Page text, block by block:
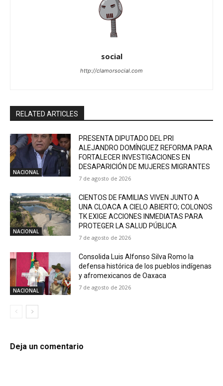
social
http://clamorsocial.com
RELATED ARTICLES
NACIONAL
PRESENTA DIPUTADO DEL PRI
ALEJANDRO DOMÍNGUEZ REFORMA PARA
FORTALECER INVESTIGACIONES EN
DESAPARICIÓN DE MUJERES MIGRANTES
7 de agosto de 2026
NACIONAL
CIENTOS DE FAMILIAS VIVEN JUNTO A
UNA CLOACA A CIELO ABIERTO; COLONOS
TK EXIGE ACCIONES INMEDIATAS PARA
PROTEGER LA SALUD PÚBLICA
7 de agosto de 2026
NACIONAL
Consolida Luis Alfonso Silva Romo la
defensa histórica de los pueblos indígenas
y afromexicanos de Oaxaca
7 de agosto de 2026
Deja un comentario